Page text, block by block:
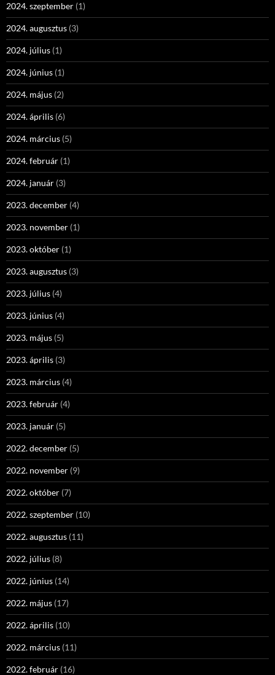
2024. szeptember (1)
2024. augusztus (3)
2024. július (1)
2024. június (1)
2024. május (2)
2024. április (6)
2024. március (5)
2024. február (1)
2024. január (3)
2023. december (4)
2023. november (1)
2023. október (1)
2023. augusztus (3)
2023. július (4)
2023. június (4)
2023. május (5)
2023. április (3)
2023. március (4)
2023. február (4)
2023. január (5)
2022. december (5)
2022. november (9)
2022. október (7)
2022. szeptember (10)
2022. augusztus (11)
2022. július (8)
2022. június (14)
2022. május (17)
2022. április (10)
2022. március (11)
2022. február (16)